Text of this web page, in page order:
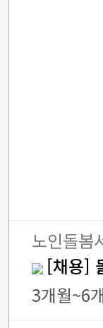
노인돌봄
[채용]
3개월~6